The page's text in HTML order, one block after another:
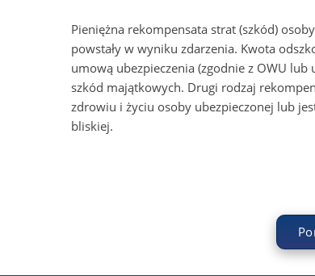
Pieniężna rekompensata strat (szkód)
powstały w wyniku zdarzenia. Kwota
umową ubezpieczenia (zgodnie z OWU
szkód majątkowych. Drugi rodzaj
zdrowiu i życiu osoby ubezpieczonej lub
bliskiej.